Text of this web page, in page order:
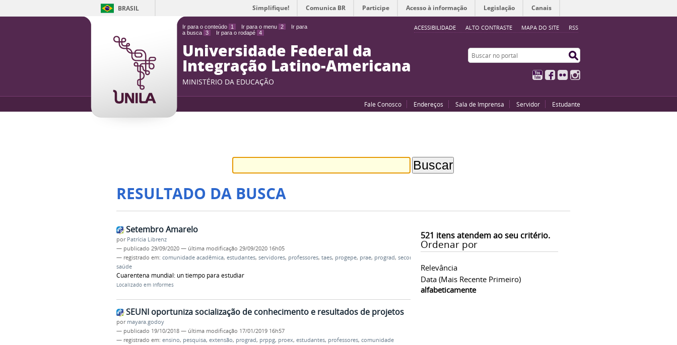
Ir para o conteúdo 1 Ir para o menu 2
Ir para
a busca 3 Ir para o rodapé 4
ACESSIBILIDADE ALTO CONTRASTE MAPA DO SITE RSS
BRASIL Simplifique! Comunica BR Participe Acesso à informação Legislação Canais
Universidade Federal da
Integração Latino-Americana
MINISTÉRIO DA EDUCAÇÃO
Buscar no portal
YouTubeFacebook
Flickr
Fale Conosco Endereços Sala de Imprensa Servidor Estudante
RESULTADO DA BUSCA
521 itens atendem ao seu critério.
Ordenar por
Relevância
Data (mais Recente Primeiro)
alfabeticamente
Setembro Amarelo
por Patrícia Librenz
— publicado 29/09/2020 — última modificação 29/09/2020 16h05
— registrado em: comunidade acadêmica, estudantes, servidores, professores, taes, progepe, prae, prograd, secom
saúde
Cuarentena mundial: un tiempo para estudiar
Localizado em Informes
SEUNI oportuniza socialização de conhecimento e resultados de projetos
por mayara.godoy
— publicado 19/10/2018 — última modificação 17/01/2019 16h57
— registrado em: ensino, pesquisa, extensão, prograd, prppg, proex, estudantes, professores, comunidade